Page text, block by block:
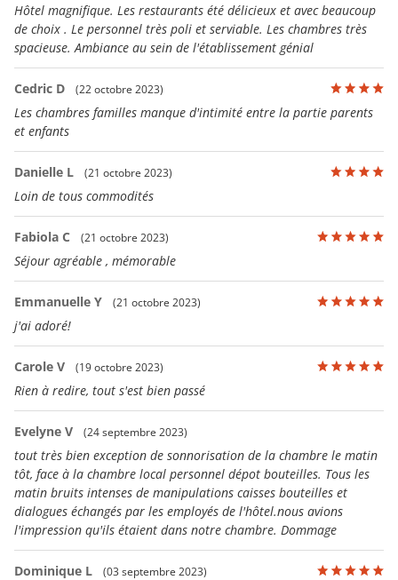
Hôtel magnifique. Les restaurants été délicieux et avec beaucoup
de choix . Le personnel très poli et serviable. Les chambres très
spacieuse. Ambiance au sein de l'établissement génial
Cedric D (22 octobre 2023)
Les chambres familles manque d'intimité entre la partie parents
et enfants
Danielle L (21 octobre 2023)
Loin de tous commodités
Fabiola C (21 octobre 2023)
Séjour agréable , mémorable
Emmanuelle Y (21 octobre 2023)
j'ai adoré!
Carole V (19 octobre 2023)
Rien à redire, tout s'est bien passé
Evelyne V (24 septembre 2023)
tout très bien exception de sonnorisation de la chambre le matin
tôt, face à la chambre local personnel dépot bouteilles. Tous les
matin bruits intenses de manipulations caisses bouteilles et
dialogues échangés par les employés de l'hôtel.nous avions
l'impression qu'ils étaient dans notre chambre. Dommage
Dominique L (03 septembre 2023)